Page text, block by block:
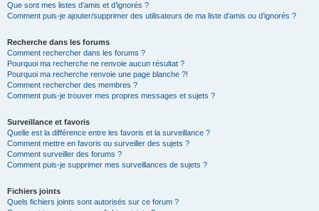
Que sont mes listes d’amis et d’ignorés ?
Comment puis-je ajouter/supprimer des utilisateurs de ma liste d’amis ou d’ignorés ?
Recherche dans les forums
Comment rechercher dans les forums ?
Pourquoi ma recherche ne renvoie aucun résultat ?
Pourquoi ma recherche renvoie une page blanche ?!
Comment rechercher des membres ?
Comment puis-je trouver mes propres messages et sujets ?
Surveillance et favoris
Quelle est la différence entre les favoris et la surveillance ?
Comment mettre en favoris ou surveiller des sujets ?
Comment surveiller des forums ?
Comment puis-je supprimer mes surveillances de sujets ?
Fichiers joints
Quels fichiers joints sont autorisés sur ce forum ?